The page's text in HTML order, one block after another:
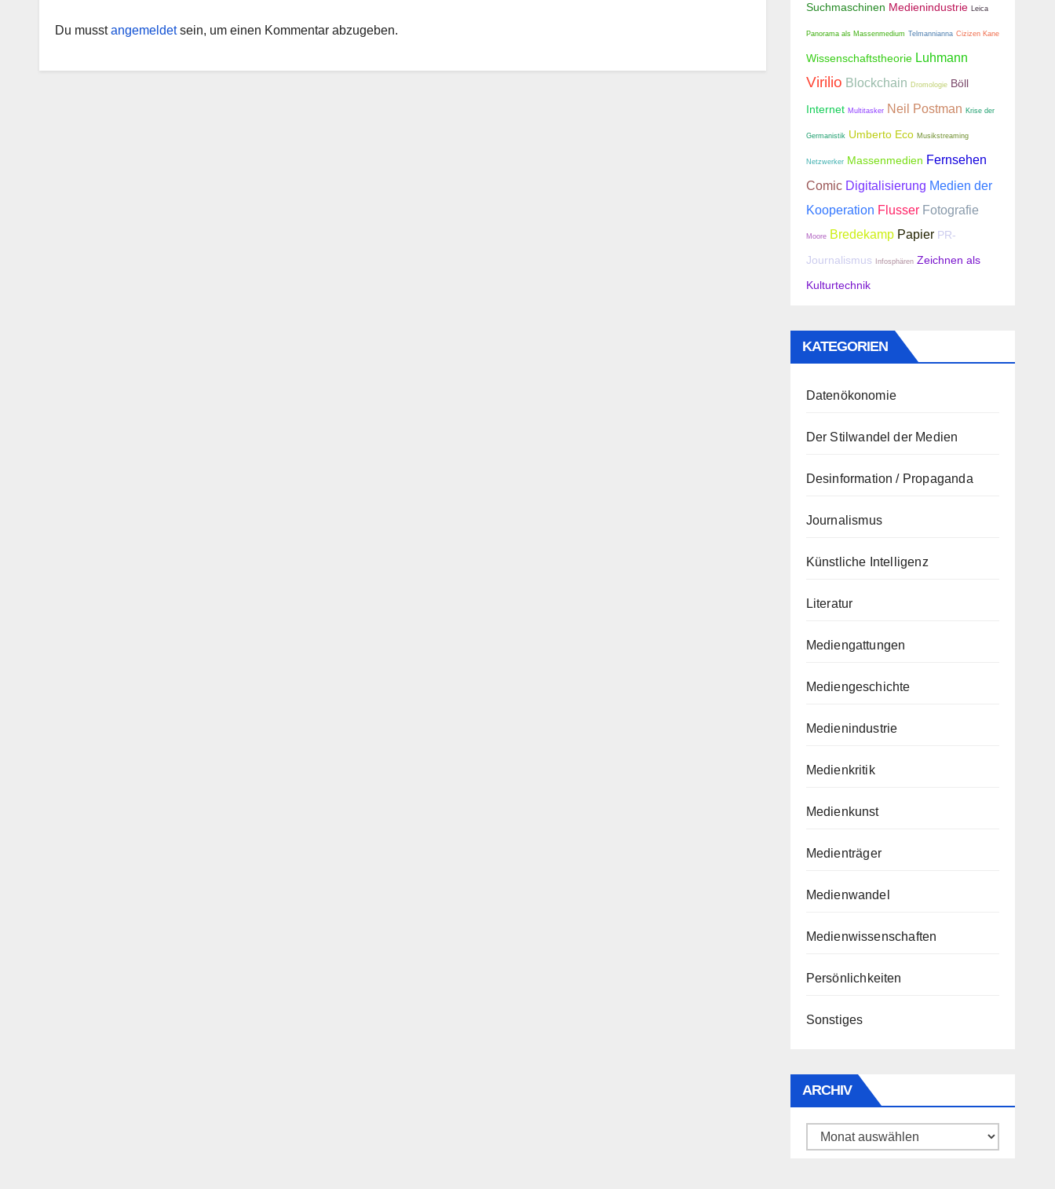
Du musstangemeldetsein, um einen Kommentar abzugeben.
Suchmaschinen Medienindustrie Leica
Panorama als Massenmedium Telmannianna Cizizen Kane
Wissenschaftstheorie Luhmann
Virilio Blockchain Dromologie Böll
Internet Multitasker Neil Postman Krise der
Germanistik Umberto Eco Musikstreaming
Netzwerker Massenmedien Fernsehen
Comic Digitalisierung Medien der
Kooperation Flusser Fotografie
Moore Bredekamp Papier PR-
Journalismus Infosphären Zeichnen als
Kulturtechnik
KATEGORIEN
Datenökonomie
Der Stilwandel der Medien
Desinformation / Propaganda
Journalismus
Künstliche Intelligenz
Literatur
Mediengattungen
Mediengeschichte
Medienindustrie
Medienkritik
Medienkunst
Medienträger
Medienwandel
Medienwissenschaften
Persönlichkeiten
Sonstiges
ARCHIV
Archiv